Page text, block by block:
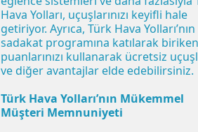
Hava Yolları, uçuşlarınızı keyifli hale
getiriyor. Ayrıca, Türk Hava Yolları’nın
sadakat programına katılarak
puanlarınızı kullanarak ücretsiz
ve diğer avantajlar elde edebilirsiniz.
Türk Hava Yolları’nın Mükemmel
Müşteri Memnuniyeti